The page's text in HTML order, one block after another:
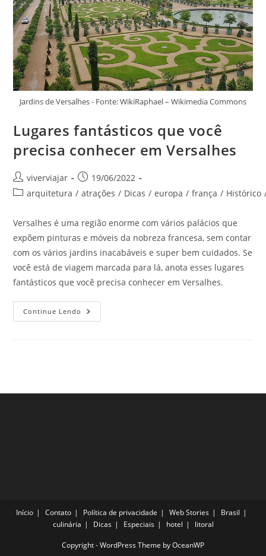
Jardins de Versalhes - Fonte: WikiRaphael – Wikimedia Commons
Lugares fantásticos que você
precisa conhecer em Versalhes
Autor
do
viverviajar
Post
publicado:
19/06/2022
Categoria
post:
arquitetura / atrações / Dicas / europa / frança / Histórico
Versalhes é uma região enorme com vários palácios que
expõem pinturas e móveis da nobreza francesa, sem contar
com os vários jardins inacabáveis e super bem cuidados. Se
você está de viagem marcada para lá, anota esses lugares
fantásticos que você precisa conhecer em Versalhes.
Continue Lendo Lugares
Fantásticos
Início Contato Política de privacidade Web Stories
Brasil
culinária
Dicas Especiais hotel litoral
Copyright - WordPress Theme by OceanWP